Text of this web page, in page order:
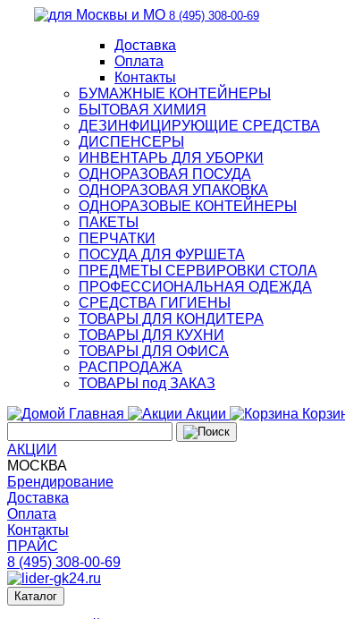
8 (495) 308-00-69
Доставка
Оплата
Контакты
БУМАЖНЫЕ КОНТЕЙНЕРЫ
БЫТОВАЯ ХИМИЯ
ДЕЗИНФИЦИРУЮЩИЕ СРЕДСТВА
ДИСПЕНСЕРЫ
ИНВЕНТАРЬ ДЛЯ УБОРКИ
ОДНОРАЗОВАЯ ПОСУДА
ОДНОРАЗОВАЯ УПАКОВКА
ОДНОРАЗОВЫЕ КОНТЕЙНЕРЫ
ПАКЕТЫ
ПЕРЧАТКИ
ПОСУДА ДЛЯ ФУРШЕТА
ПРЕДМЕТЫ СЕРВИРОВКИ СТОЛА
ПРОФЕССИОНАЛЬНАЯ ОДЕЖДА
СРЕДСТВА ГИГИЕНЫ
ТОВАРЫ ДЛЯ КОНДИТЕРА
ТОВАРЫ ДЛЯ КУХНИ
ТОВАРЫ ДЛЯ ОФИСА
РАСПРОДАЖА
ТОВАРЫ под ЗАКАЗ
Главная
Акции
АКЦИИ
МОСКВА
Брендирование
Доставка
Оплата
Контакты
ПРАЙС
8 (495) 308-00-69
Каталог